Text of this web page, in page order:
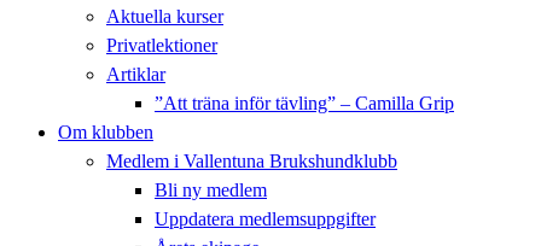
Aktuella kurser
Privatlektioner
Artiklar
”Att träna inför tävling” – Camilla Grip
Om klubben
Medlem i Vallentuna Brukshundklubb
Bli ny medlem
Uppdatera medlemsuppgifter